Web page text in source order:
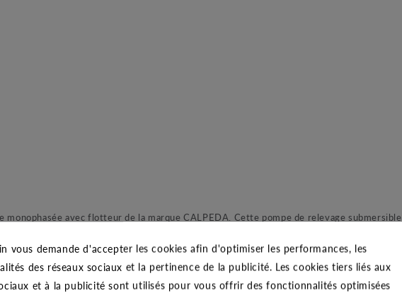
monophasée avec flotteur de la marque CALPEDA. Cette pompe de relevage
Conçu exclusivement en matériau inoxydable cette pompe robuste et efficace se place
une roue (turbine), une chemise moteur ainsi qu’une chemise de pompe en Acier inox
vide cave remplira parfaitement son rôle pour le puisage de vos locaux inondés ou
vous demande d'accepter les cookies afin d'optimiser les performances, les
des réseaux sociaux et la pertinence de la publicité. Les cookies tiers liés aux
et à la publicité sont utilisés pour vous offrir des fonctionnalités optimisées